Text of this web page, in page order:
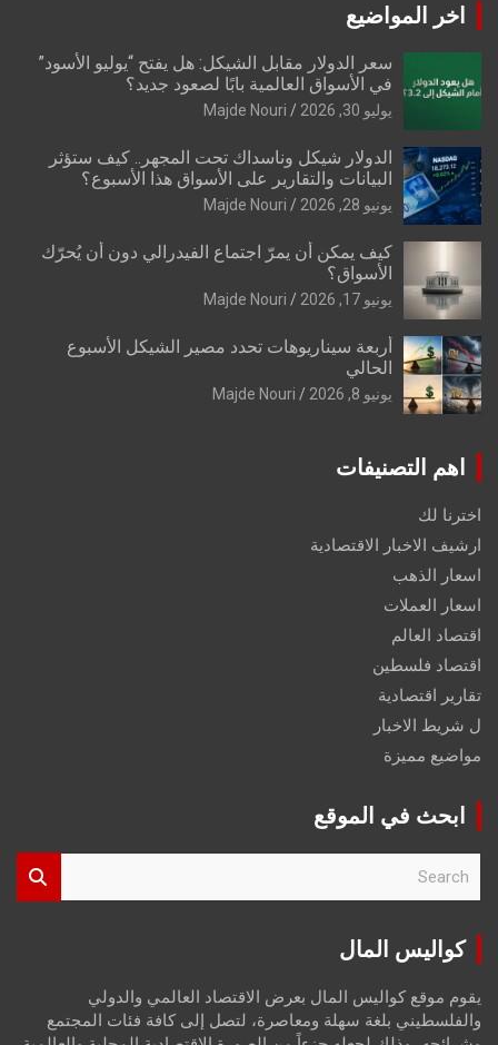
اخر المواضيع
سعر الدولار مقابل الشيكل: هل يفتح “يوليو الأسود”
في الأسواق العالمية بابًا لصعود جديد؟
يوليو 30, 2026 Majde Nouri
الدولار شيكل وناسداك تحت المجهر.. كيف ستؤثر
البيانات والتقارير على الأسواق هذا الأسبوع؟
يونيو 28, 2026 Majde Nouri
كيف يمكن أن يمرّ اجتماع الفيدرالي دون أن يُحرّك
الأسواق؟
يونيو 17, 2026 Majde Nouri
أربعة سيناريوهات تحدد مصير الشيكل الأسبوع
الحالي
يونيو 8, 2026 Majde Nouri
اهم التصنيفات
اخترنا لك
ارشيف الاخبار الاقتصادية
اسعار الذهب
اسعار العملات
اقتصاد العالم
اقتصاد فلسطين
تقارير اقتصادية
ل شريط الاخبار
مواضيع مميزة
ابحث في الموقع
r
كواليس المال
يقوم موقع كواليس المال بعرض الاقتصاد العالمي والدولي
والفلسطيني بلغة سهلة ومعاصرة، لتصل إلى كافة فئات المجتمع